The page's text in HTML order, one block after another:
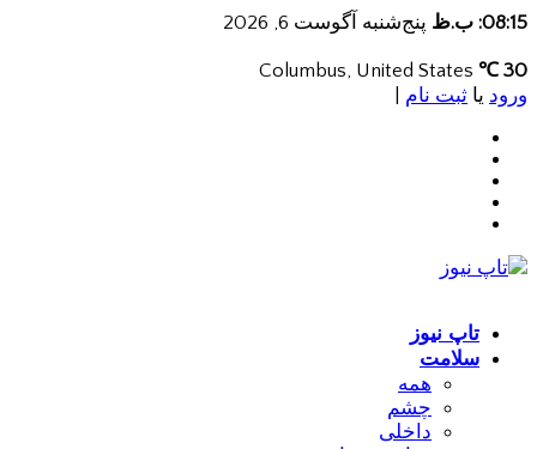
08:15: ب.ظ پنج‌شنبه آگوست 6, 2026
30 ℃
ورود یا ثبت نام
تاپ نیوز
سلامت
همه
چشم
داخلی